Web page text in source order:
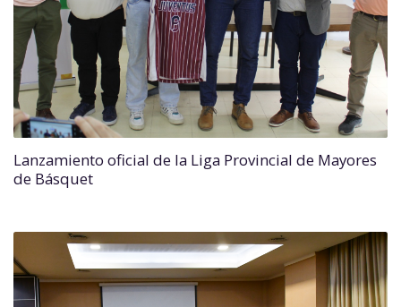
Lanzamiento oficial de la Liga Provincial de Mayores
de Básquet